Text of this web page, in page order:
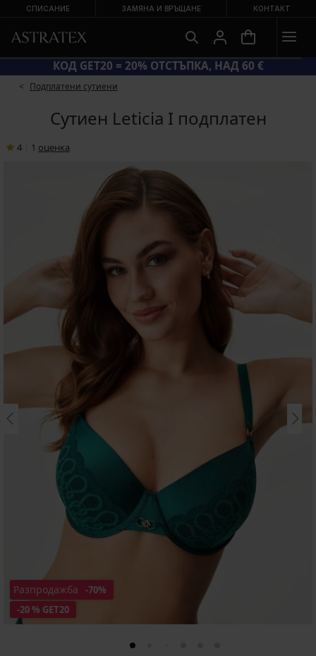
СПИСАНИЕ ЗАМЯНА И ВРЪЩАНЕ КОНТАКТ
ЛЯТНА РАЗПРОДАЖБА ДО −70 %
Подплатени сутиени
Сутиен Leticia I подплатен
4 1 oценка
-20 % GET20
Разпродажба -70%